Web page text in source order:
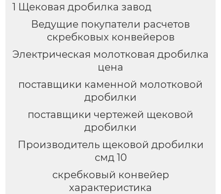
1 Щековая дробилка завод
Ведущие покупатели расчетов
скребковых конвейеров
Электрическая молотковая дробилка
цена
поставщики каменной молотковой
дробилки
поставщики чертежей щековой
дробилки
Производитель щековой дробилки
смд 10
скребковый конвейер
характеристика